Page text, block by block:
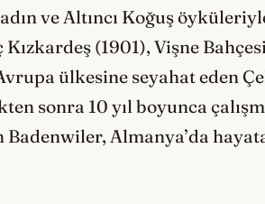
ve Altıncı Koğuş
Kızkardeş (1901), Vişne
ülkesine seyahat eden
sonra 10 yıl boyunca
Badenwiler, Almanya’da